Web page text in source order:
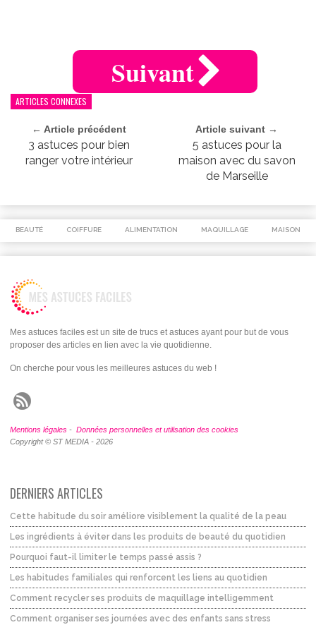
Suivant
ARTICLES CONNEXES
← Article précédent
3 astuces pour bien
ranger votre intérieur
Article suivant →
5 astuces pour la
maison avec du savon
de Marseille
BEAUTÉ COIFFURE ALIMENTATION MAQUILLAGE MAISON
Mes astuces faciles est un site de trucs et astuces ayant pour but de vous
proposer des articles en lien avec la vie quotidienne.
On cherche pour vous les meilleures astuces du web !
Mentions légales - Données personnelles et utilisation des cookies
Copyright © ST MEDIA - 2026
DERNIERS ARTICLES
Cette habitude du soir améliore visiblement la qualité de la peau
Les ingrédients à éviter dans les produits de beauté du quotidien
Pourquoi faut-il limiter le temps passé assis ?
Les habitudes familiales qui renforcent les liens au quotidien
Comment recycler ses produits de maquillage intelligemment
Comment organiser ses journées avec des enfants sans stress